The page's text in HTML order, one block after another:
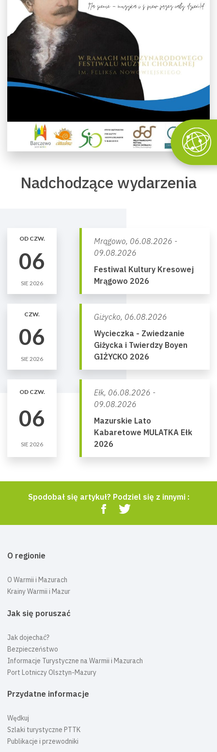
Nadchodzące wydarzenia
OD CZW.
06
SIE 2026
Mrągowo, 06.08.2026 -
09.08.2026
Festiwal Kultury Kresowej
Mrągowo 2026
CZW.
06
SIE 2026
Giżycko, 06.08.2026
Wycieczka - Zwiedzanie
Giżycka i Twierdzy Boyen
GIŻYCKO 2026
OD CZW.
06
SIE 2026
Ełk, 06.08.2026 -
09.08.2026
Mazurskie Lato
Kabaretowe MULATKA Ełk
2026
Spodobał się artykuł? Podziel się z innymi :
O regionie
O Warmii i Mazurach
Krainy Warmii i Mazur
Jak się poruszać
Jak dojechać?
Bezpieczeństwo
Informacje Turystyczne na Warmii i Mazurach
Port Lotniczy Olsztyn-Mazury
Przydatne informacje
Wędkuj
Szlaki turystyczne PTTK
Publikacje i przewodniki